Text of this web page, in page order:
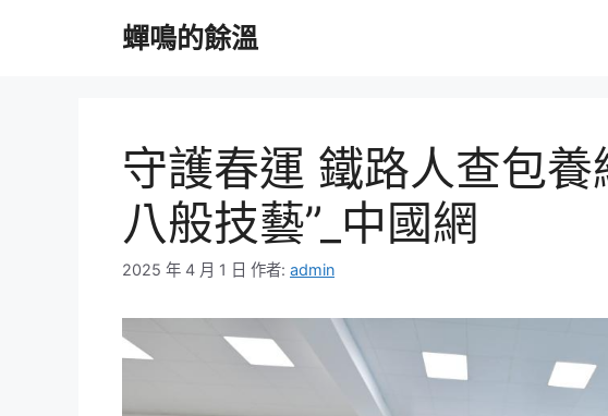
蟬鳴的餘溫
守護春運 鐵路人查包養
八般技藝”_中國網
2025 年 4 月 1 日 作者: admin